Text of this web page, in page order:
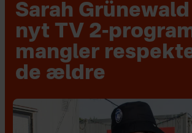
Sarah
nyt TV 2-
mangler
de ældre